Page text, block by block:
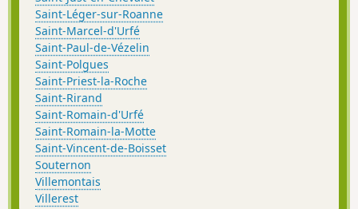
Saint-Léger-sur-Roanne
Saint-Marcel-d'Urfé
Saint-Paul-de-Vézelin
Saint-Polgues
Saint-Priest-la-Roche
Saint-Rirand
Saint-Romain-d'Urfé
Saint-Romain-la-Motte
Saint-Vincent-de-Boisset
Souternon
Villemontais
Villerest